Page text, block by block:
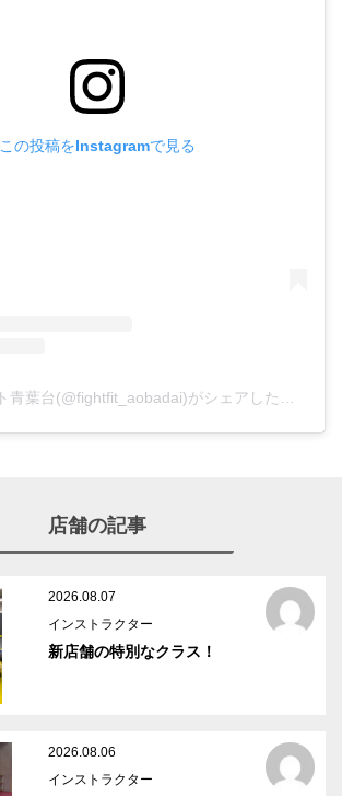
この投稿をInstagramで見る
店舗の記事
2026.08.07
インストラクター
新店舗の特別なクラス！
2026.08.06
インストラクター